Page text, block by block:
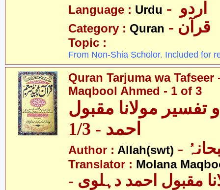
Language : Urdu
Category : Quran - قرآن
Topic :
From Non-Shia Scholor. Included for
Quran Tarjuma wa Tafseer
Maqbool Ahmed - 1 of 3
تفسیر مولانا مقبول
احمد - 1/3
Author : Allah(swt)
Translator : Molana
مقبول احمد دہلوی